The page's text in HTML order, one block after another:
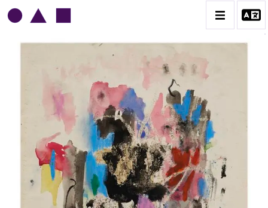
NORRIS EMBRY
BIOGRAPHIE
CATALOGUE DES OEUVRES
1945-1949
1950-1954